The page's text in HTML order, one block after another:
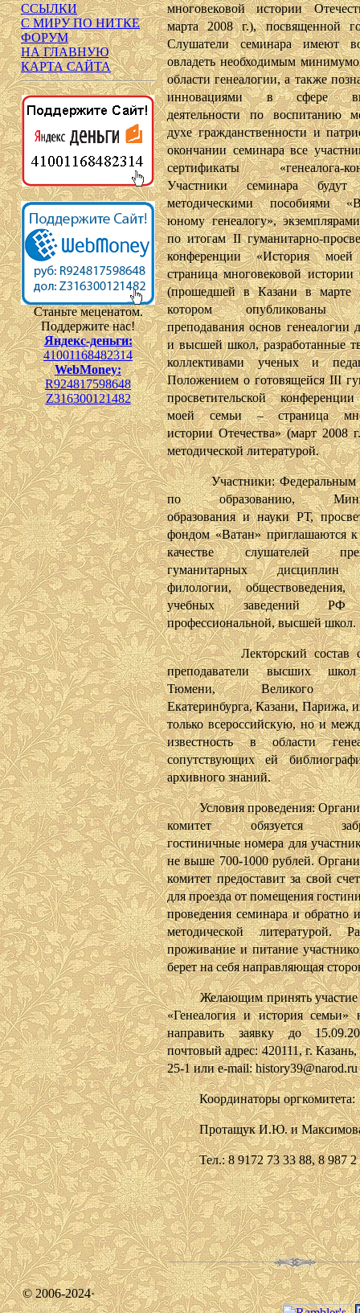
ССЫЛКИ
С МИРУ ПО НИТКЕ
ФОРУМ
НА ГЛАВНУЮ
КАРТА САЙТА
Станьте меценатом.
Поддержите нас!
Яндекс-деньги:
41001168482314
WebMoney:
R924817598648
Z316300121482
многовековой истории
марта 2008 г.), посвященной
Слушатели семинара имеют
овладеть необходимым
области генеалогии, а также
инновациями в сфере
деятельности по воспитанию
духе гражданственности и
окончании семинара все
сертификаты «генеалога-
Участники семинара будут
методическими пособиями
юному генеалогу»,
по итогам II гуманитарно-
конференции «История
страница многовековой истории
(прошедшей в Казани в марте
котором опубликованы
преподавания основ генеалогии
и высшей школ, разработанные
коллективами ученых и
Положением о готовящейся III
просветительской
моей семьи – страница
истории Отечества» (март 2008
методической литературой.
Участники: Федеральным
по образованию,
образования и науки РТ,
фондом «Ватан» приглашаются
качестве слушателей
гуманитарных дисциплин
филологии, обществоведения,
учебных заведений РФ
профессиональной, высшей школ.
Лекторский состав
преподаватели высших
Тюмени, Великого
Екатеринбурга, Казани, Парижа,
только всероссийскую, но и
известность в области
сопутствующих ей
архивного знаний.
Условия проведения:
комитет обязуется
гостиничные номера для
не выше 700-1000 рублей.
комитет предоставит за свой
для проезда от помещения
проведения семинара и обратно
методической литературой.
проживание и питание
берет на себя направляющая
Желающим принять участие в
«Генеалогия и история семьи»
направить заявку до
почтовый адрес: 420111, г.
25-1 или e-mail: history39@narod.ru
Координаторы оргкомитета:
Протащук И.Ю. и
Тел.: 8 9172 73 33 88, 8 987 2
© 2006-2024·